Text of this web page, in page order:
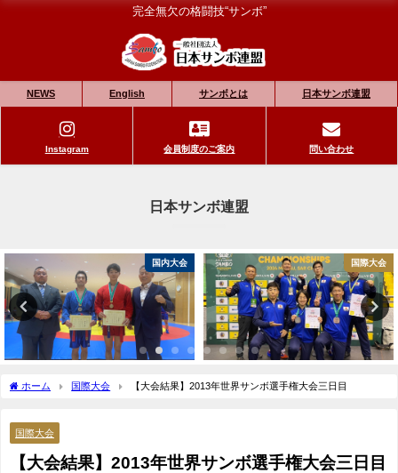
完全無欠の格闘技“サンボ”
NEWS English サンボとは 日本サンボ連盟
Instagram 会員制度のご案内 問い合わせ
日本サンボ連盟
国内大会 国際大会
ホーム 国際大会 【大会結果】2013年世界サンボ選手権大会三日目
国際大会
【大会結果】2013年世界サンボ選手権大会三日目